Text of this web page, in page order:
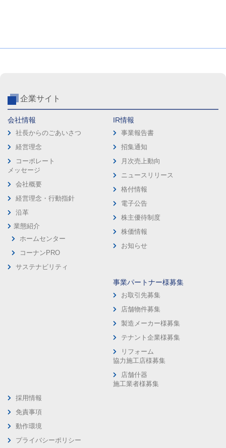
企業サイト
会社情報
社長からのごあいさつ
経営理念
コーポレート
メッセージ
会社概要
経営理念・行動指針
沿革
業態紹介
ホームセンター
コーナンPRO
サステナビリティ
IR情報
事業報告書
招集通知
月次売上動向
ニュースリリース
格付情報
電子公告
株主優待制度
株価情報
お知らせ
事業パートナー様募集
お取引先募集
店舗物件募集
製造メーカー様募集
テナント企業様募集
リフォーム
協力施工店様募集
店舗什器
施工業者様募集
採用情報
免責事項
動作環境
プライバシーポリシー